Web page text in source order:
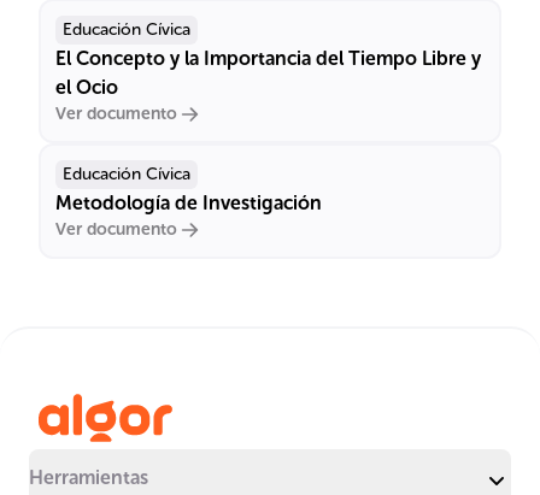
Educación Cívica
El Concepto y la Importancia del Tiempo Libre y
el Ocio
Ver documento
Educación Cívica
Metodología de Investigación
Ver documento
Herramientas